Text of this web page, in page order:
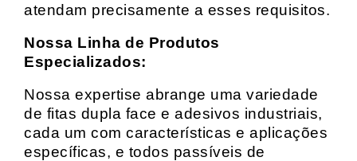
atendam precisamente a esses requisitos.
Nossa Linha de Produtos
Especializados:
Nossa expertise abrange uma variedade
de fitas dupla face e adesivos industriais,
cada um com características e aplicações
específicas, e todos passíveis de